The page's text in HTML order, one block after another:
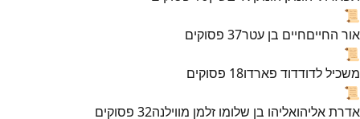
📜
אור החייםחיים בן עטר37 פסוקים
📜
משכיל לדודדוד פארדו18 פסוקים
📜
אדרת אליהואליהו בן שלומו זלמן מווילנה32 פסוקים